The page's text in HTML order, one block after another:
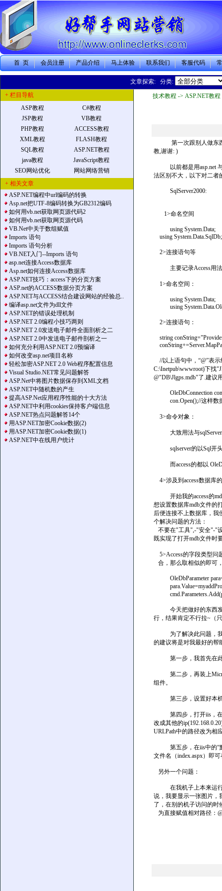
首 页 会员注册 产品介绍 马上体验 联系我们 客服代码
文章探索: 分类:
+ 栏目导航
ASP教程
C#教程
JSP教程
VB教程
PHP教程
ACCESS教程
XML教程
FLASH教程
SQL教程
ASP.NET教程
java教程
JavaScript教程
SEO网站优化
网站网络营销
+ 相关文章
ASP.NET编程中url编码的转换
Asp.net把UTF-8编码转换为GB2312编码
如何用vb.net获取网页源代码2
如何用vb.net获取网页源代码
VB.Net中关于数组赋值
Imports 语句
Imports 语句分析
VB.NET入门--Imports 语句
asp.net连接Access数据库
Asp.net如何连接Access数据库
ASP.NET技巧：access下的分页方案
ASP.net的ACCESS数据分页方案
ASP.NET与ACCESS结合建设网站的经验总..
编译asp.net文件为dll文件
ASP.NET的错误处理机制
ASP.NET 2.0编程小技巧两则
ASP.NET 2.0发送电子邮件全面剖析之二
ASP.NET 2.0中发送电子邮件剖析之一
如何充分利用ASP.NET 2.0预编译
如何改变asp.net项目名称
轻松加密ASP.NET 2.0 Web程序配置信息
Visual Studio.NET常见问题解答
ASP.Net中将图片数据保存到XML文档
ASP.NET中随机数的产生
提高ASP.Net应用程序性能的十大方法
ASP.NET中利用cookies保持客户端信息
ASP.NET热点问题解答14个
用ASP.NET加密Cookie数据(2)
用ASP.NET加密Cookie数据(1)
ASP.NET中在线用户统计
技术教程 -> ASP.NET教程
第一次跟别人做东西，
教,谢谢: )
以前都是用asp.net 与
法区别不大，以下对二者
SqlServer2000:
1>命名空间
using System.Data;
using System.Data.SqlDb;
2>连接语句等
主要记录Access用
1>命名空间：
using System.Data;
using
2>连接语句：
string
//以上语句中，“@”表
C:\Inetpub\wwwroot)下找
@"DB\Jlgps.mdb"了.建
OleDbConnection
con.Open();//这样数
3>命令对象：
大致用法与sqlServer
sqlserver的以Sql开头，
而access的都以 OleDb
4>涉及到access数据库
开始我的access的mdb
想设置数据库mdb文件的
后便连接不上数据库，我
个解决问题的方法：
不要在"工具",-"安全"-"
既实现了打开mdb文件时
5>Access的字段类型问
合，那么取相似的即可
OleDbParameter
今天把做好的东西发给
行，结果肯定不行拉~（
为了解决此问题，我专
的建议将是对我最好的帮
第一步，我首先在此机
第二步，再装上
组件。
第三步，设置好本机的
第四步，打开iis，在“
改成其他的
URLPath中的路径改为相
第五步，在iis中的“默
文件名（index.aspx）即
另外一个问题：
在我机子上本来运行好
说，我要显示一张图片，
了，在别的机子访问的时
为直接赋值相对路径：